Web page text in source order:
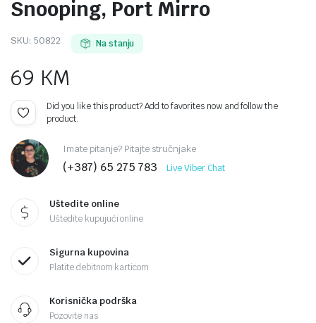
Snooping, Port Mirro
SKU: 50822 Na stanju
69 KM
Did you like this product? Add to favorites now and follow the
product.
Imate pitanje? Pitajte stručnjake
(+387) 65 275 783 Live Viber Chat
Uštedite online
Uštedite kupujući online
Sigurna kupovina
Platite debitnom karticom
Korisnička podrška
Pozovite nas